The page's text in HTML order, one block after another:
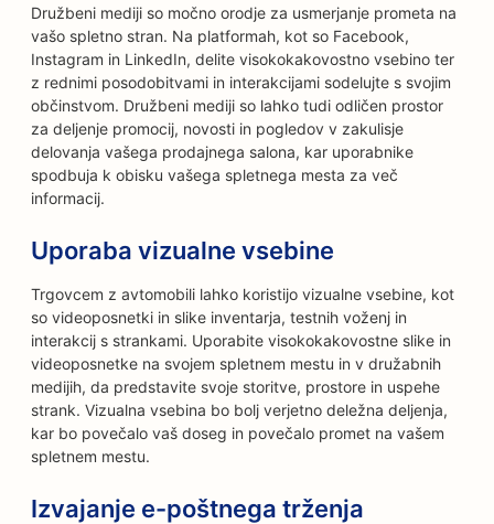
Družbeni mediji so močno orodje za usmerjanje prometa na
vašo spletno stran. Na platformah, kot so Facebook,
Instagram in LinkedIn, delite visokokakovostno vsebino ter
z rednimi posodobitvami in interakcijami sodelujte s svojim
občinstvom. Družbeni mediji so lahko tudi odličen prostor
za deljenje promocij, novosti in pogledov v zakulisje
delovanja vašega prodajnega salona, kar uporabnike
spodbuja k obisku vašega spletnega mesta za več
informacij.
Uporaba vizualne vsebine
Trgovcem z avtomobili lahko koristijo vizualne vsebine, kot
so videoposnetki in slike inventarja, testnih voženj in
interakcij s strankami. Uporabite visokokakovostne slike in
videoposnetke na svojem spletnem mestu in v družabnih
medijih, da predstavite svoje storitve, prostore in uspehe
strank. Vizualna vsebina bo bolj verjetno deležna deljenja,
kar bo povečalo vaš doseg in povečalo promet na vašem
spletnem mestu.
Izvajanje e-poštnega trženja